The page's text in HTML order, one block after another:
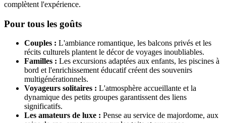
complètent l'expérience.
Pour tous les goûts
Couples : L'ambiance romantique, les balcons privés et les
récits culturels plantent le décor de voyages inoubliables.
Familles : Les excursions adaptées aux enfants, les piscines à
bord et l'enrichissement éducatif créent des souvenirs
multigénérationnels.
Voyageurs solitaires : L'atmosphère accueillante et la
dynamique des petits groupes garantissent des liens
significatifs.
Les amateurs de luxe : Pense au service de majordome, aux